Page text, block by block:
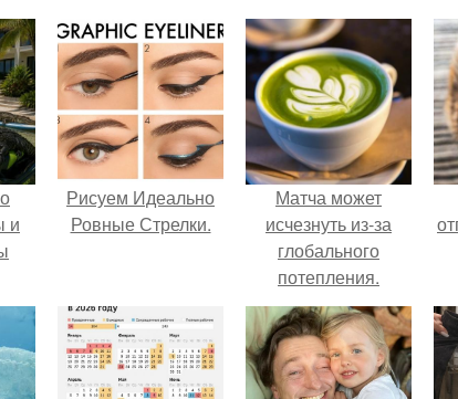
и
Рисуем Идеально
Ровные Стрелки.
Матча может
исчезнуть из-за
глобального
потепления.